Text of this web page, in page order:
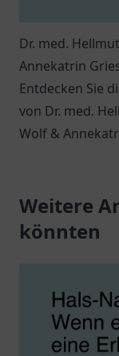
Dr. med.
Annekatrin
Entdecken Sie
von Dr. med.
Wolf &
individuelle
medizinische
Weitere
könnten